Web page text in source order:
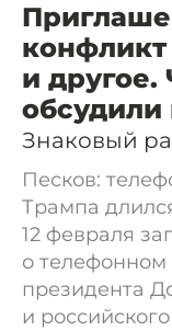
и другое.
обсудили
Знаковый
Песков:
Трампа
12 февраля
о телефонном
президента
и